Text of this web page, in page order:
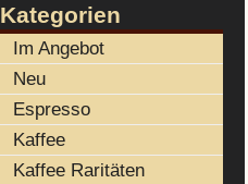
Kategorien
Im Angebot
Neu
Espresso
Kaffee
Kaffee Raritäten